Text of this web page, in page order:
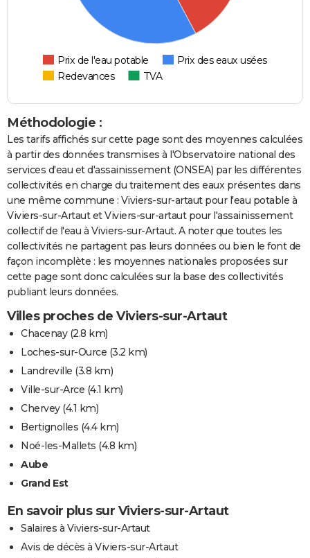
Prix de l'eau potable
Prix des eaux usées
Redevances
TVA
Méthodologie :
Les tarifs affichés sur cette page sont des moyennes calculées
à partir des données transmises à l'Observatoire national des
services d'eau et d'assainissement (ONSEA) par les différentes
collectivités en charge du traitement des eaux présentes dans
une même commune : Viviers-sur-artaut pour l'eau potable à
Viviers-sur-Artaut et Viviers-sur-artaut pour l'assainissement
collectif de l'eau à Viviers-sur-Artaut. A noter que toutes les
collectivités ne partagent pas leurs données ou bien le font de
façon incomplète : les moyennes nationales proposées sur
cette page sont donc calculées sur la base des collectivités
publiant leurs données.
Villes proches de Viviers-sur-Artaut
Chacenay(2.8 km)
Loches-sur-Ource (3.2 km)
Landreville (3.8 km)
Ville-sur-Arce (4.1 km)
Chervey(4.1 km)
Bertignolles (4.4 km)
Noé-les-Mallets (4.8 km)
Aube
Grand Est
En savoir plus sur Viviers-sur-Artaut
Salaires à Viviers-sur-Artaut
Avis de décès à Viviers-sur-Artaut